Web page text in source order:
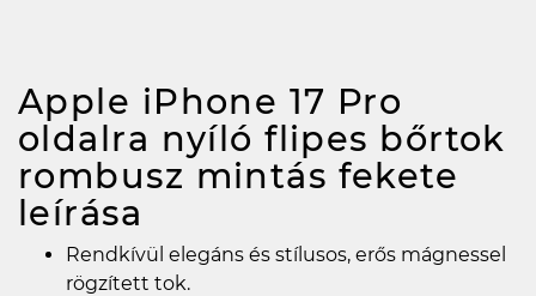
Apple iPhone 17 Pro
oldalra nyíló flipes bőrtok
rombusz mintás fekete
leírása
Rendkívül elegáns és stílusos, erős mágnessel
rögzített tok.